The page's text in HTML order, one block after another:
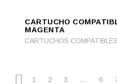
CART
CARTUCHO
MAGENTA
CARTUCHOS COMPATIBLES
1 2 3 … 6